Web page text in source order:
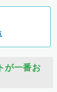
が一番お